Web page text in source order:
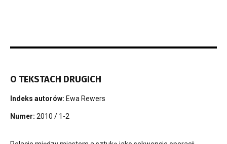
O TEKSTACH DRUGICH
Indeks autorów: Ewa Rewers
Numer: 2010 / 1-2